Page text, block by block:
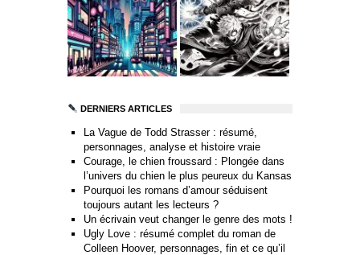
DERNIERS ARTICLES
La Vague de Todd Strasser : résumé,
personnages, analyse et histoire vraie
Courage, le chien froussard : Plongée dans
l’univers du chien le plus peureux du Kansas
Pourquoi les romans d’amour séduisent
toujours autant les lecteurs ?
Un écrivain veut changer le genre des mots !
Ugly Love : résumé complet du roman de
Colleen Hoover, personnages, fin et ce qu’il